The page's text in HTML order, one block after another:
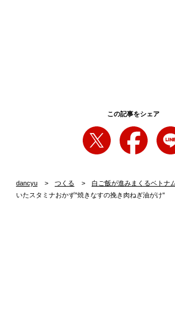
この記事をシェア
dancyu つくる 白ご飯が進みまくるベトナ
いたスタミナおかず"焼きなすの挽き肉ねぎ油がけ"